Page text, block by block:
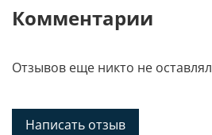
Комментарии
Отзывов еще никто не оставлял
Написать отзыв